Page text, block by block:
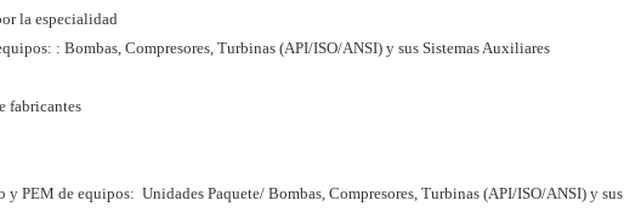
la especialidad
: Bombas, Compresores, Turbinas (API/ISO/ANSI) y sus Sistemas Auxiliares
fabricantes
PEM de equipos: Unidades Paquete/ Bombas, Compresores, Turbinas (API/ISO/ANSI) y sus